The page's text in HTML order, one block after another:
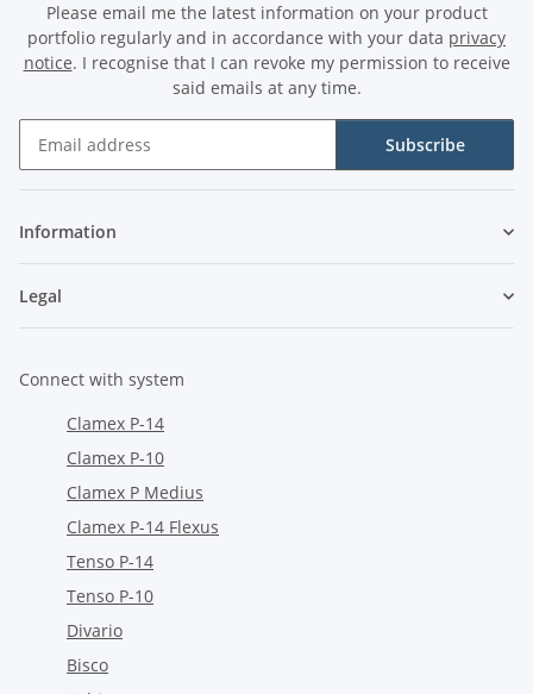
Please email me the latest information on your product
portfolio regularly and in accordance with your data privacy
notice. I recognise that I can revoke my permission to receive
said emails at any time.
Subscribe
Information
Legal
Connect with system
Clamex P-14
Clamex P-10
Clamex P Medius
Clamex P-14 Flexus
Tenso P-14
Tenso P-10
Divario
Bisco